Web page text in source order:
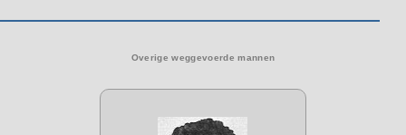
Overige weggevoerde mannen